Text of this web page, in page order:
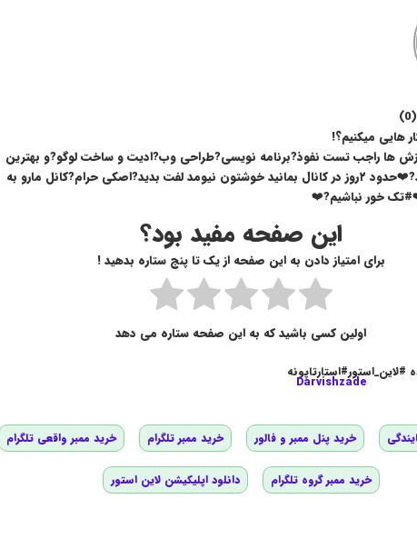
(
0
)
هایی میکنیم؟!
ها راجب تست نفوذ?برنامه نویسی?طراحی وب?ادیت و ساخت لوگو?و بهترین
ترفند های اندروید?❤️حدود ۲روز در کانال بمانید خوشتون نیومد لفت بدید?اصکی حرام?کانل مارو به
خور نباشیم?❤️
این صفحه مفید بود؟
برای امتیاز دادن به این صفحه از یک تا پنج ستاره بدهید !
اولین کسی باشید که به این صفحه ستاره می دهد
Darvishzade
خرید پنل ممبر و فالور خرید ممبر تلگرام خرید ممبر واقعی تلگرام
خرید ممبر گروه تلگرام دانلود اپلیکیشن لاین استور